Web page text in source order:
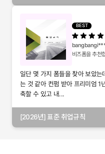
BEST
비즈폼을 추천
일단 몇 가지 폼들을 찾아 보았
는 것 같아 컨펌 받아 프리미엄 1
축할 수 있고 내...
[2026년] 표준 취업규칙